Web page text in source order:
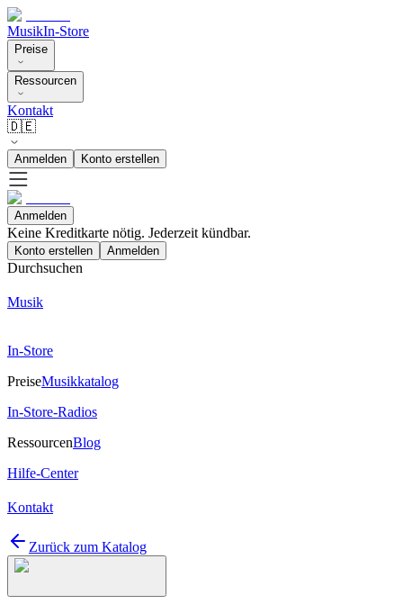
MusikIn-Store
Preise
Ressourcen
Kontakt
🇩🇪
Anmelden Konto erstellen
Anmelden
Keine Kreditkarte nötig. Jederzeit kündbar.
Konto erstellen Anmelden
Durchsuchen
Musik
In-Store
PreiseMusikkatalog
In-Store-Radios
RessourcenBlog
Hilfe-Center
Kontakt
Zurück zum Katalog